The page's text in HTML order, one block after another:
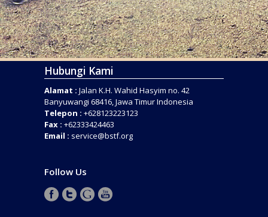
Hubungi Kami
Alamat : Jalan K.H. Wahid Hasyim no. 42
Banyuwangi 68416, Jawa Timur Indonesia
Telepon : +628123223123
Fax : +62333424463
Email : service@bstf.org
Follow Us